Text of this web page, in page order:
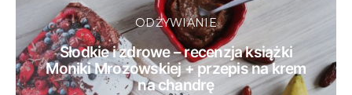
ODŻYWIANIE
Słodkie i zdrowe – recenzja książki
Moniki Mrozowskiej + przepis na krem
na chandrę